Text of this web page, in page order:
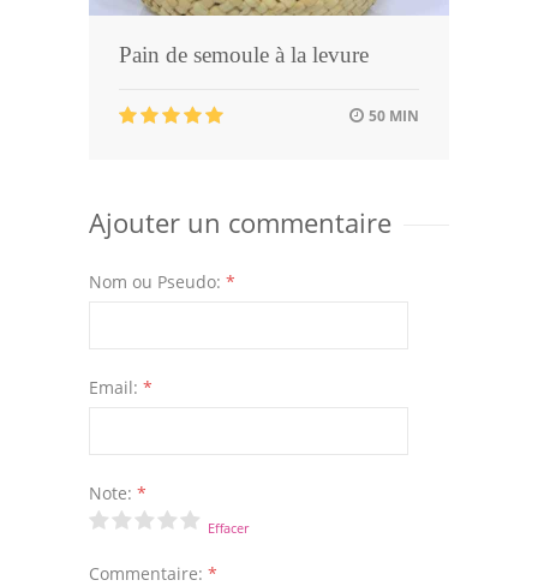
Pain de semoule à la levure
50 MIN
Ajouter un commentaire
Nom ou Pseudo: *
Email: *
Note: *
Effacer
Commentaire: *